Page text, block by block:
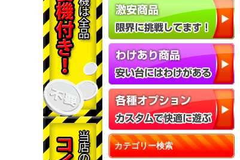
カテゴリー検索